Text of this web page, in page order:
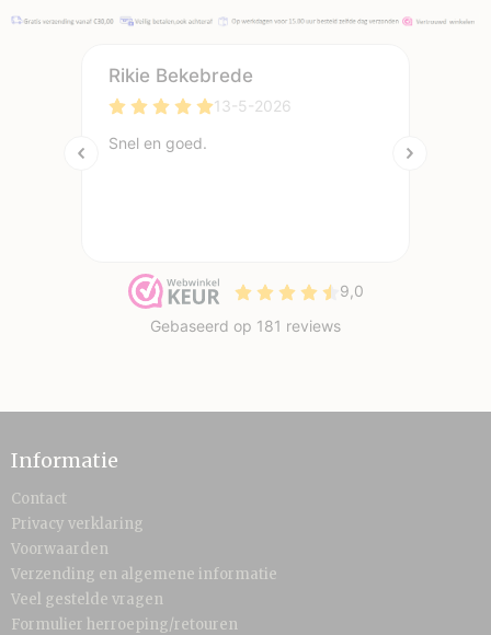
Informatie
Contact
Privacy verklaring
Voorwaarden
Verzending en algemene informatie
Veel gestelde vragen
Formulier herroeping/retouren